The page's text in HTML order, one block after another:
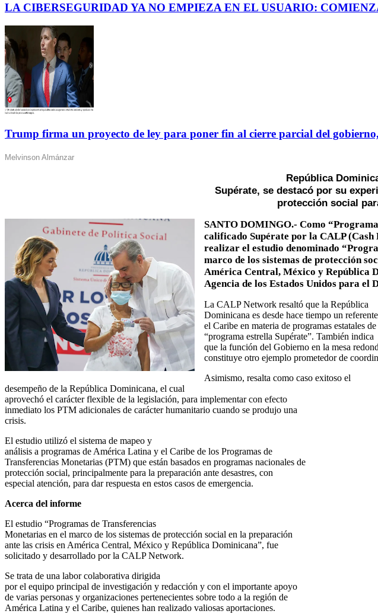
LA CIBERSEGURIDAD YA NO EMPIEZA EN EL USUARIO:
Trump firma un proyecto de ley para poner fin al cierre parcial del
Melvinson Almánzar
República
Supérate, se destacó por su
protección social
SANTO DOMINGO.- Como
calificado Supérate por la CALP
realizar el estudio denominado
marco de los sistemas de protección
América Central, México y República
Agencia de los Estados Unidos para
La CALP Network resaltó que la República
Dominicana es desde hace tiempo un
el Caribe en materia de programas estatales
“programa estrella Supérate”. También indica
que la función del Gobierno en la mesa
constituye otro ejemplo prometedor de
Asimismo, resalta como caso exitoso el
desempeño de la República Dominicana, el cual
aprovechó el carácter flexible de la legislación, para implementar con efecto
inmediato los PTM adicionales de carácter humanitario cuando se produjo una
crisis.
El estudio utilizó el sistema de mapeo y
análisis a programas de América Latina y el Caribe de los Programas de
Transferencias Monetarias (PTM) que están basados en programas nacionales de
protección social, principalmente para la preparación ante desastres, con
especial atención, para dar respuesta en estos casos de emergencia.
Acerca del informe
El estudio “Programas de Transferencias
Monetarias en el marco de los sistemas de protección social en la preparación
ante las crisis en América Central, México y República Dominicana”, fue
solicitado y desarrollado por la CALP Network.
Se trata de una labor colaborativa dirigida
por el equipo principal de investigación y redacción y con el importante apoyo
de varias personas y organizaciones pertenecientes sobre todo a la región de
América Latina y el Caribe, quienes han realizado valiosas aportaciones.